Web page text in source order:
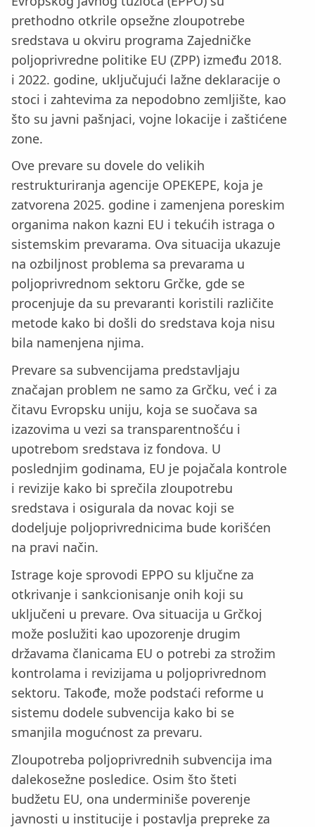
prethodno otkrile opsežne zloupotrebe
sredstava u okviru programa Zajedničke
poljoprivredne politike EU (ZPP) između 2018.
i 2022. godine, uključujući lažne deklaracije o
stoci i zahtevima za nepodobno zemljište, kao
što su javni pašnjaci, vojne lokacije i zaštićene
zone.
Ove prevare su dovele do velikih
restrukturiranja agencije OPEKEPE, koja je
zatvorena 2025. godine i zamenjena poreskim
organima nakon kazni EU i tekućih istraga o
sistemskim prevarama. Ova situacija ukazuje
na ozbiljnost problema sa prevarama u
poljoprivrednom sektoru Grčke, gde se
procenjuje da su prevaranti koristili različite
metode kako bi došli do sredstava koja nisu
bila namenjena njima.
Prevare sa subvencijama predstavljaju
značajan problem ne samo za Grčku, već i za
čitavu Evropsku uniju, koja se suočava sa
izazovima u vezi sa transparentnošću i
upotrebom sredstava iz fondova. U
poslednjim godinama, EU je pojačala kontrole
i revizije kako bi sprečila zloupotrebu
sredstava i osigurala da novac koji se
dodeljuje poljoprivrednicima bude korišćen
na pravi način.
Istrage koje sprovodi EPPO su ključne za
otkrivanje i sankcionisanje onih koji su
uključeni u prevare. Ova situacija u Grčkoj
može poslužiti kao upozorenje drugim
državama članicama EU o potrebi za strožim
kontrolama i revizijama u poljoprivrednom
sektoru. Takođe, može podstaći reforme u
sistemu dodele subvencija kako bi se
smanjila mogućnost za prevaru.
Zloupotreba poljoprivrednih subvencija ima
dalekosežne posledice. Osim što šteti
budžetu EU, ona underminiše poverenje
javnosti u institucije i postavlja prepreke za